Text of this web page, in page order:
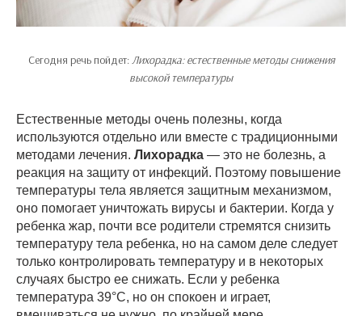
Сегодня речь пойдет:Лихорадка: естественные методы снижения
высокой температуры
Естественные методы очень полезны, когда
используются отдельно или вместе с традиционными
методами лечения. Лихорадка — это не болезнь, а
реакция на защиту от инфекций. Поэтому повышение
температуры тела является защитным механизмом,
оно помогает уничтожать вирусы и бактерии. Когда у
ребенка жар, почти все родители стремятся снизить
температуру тела ребенка, но на самом деле следует
только контролировать температуру и в некоторых
случаях быстро ее снижать. Если у ребенка
температура 39°C, но он спокоен и играет,